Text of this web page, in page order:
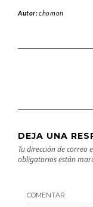
Autor:chomon
DEJA UNA
Tu dirección de correo
obligatorios están
COMENTAR